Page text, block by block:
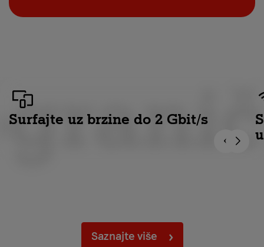
Surfajte uz brzine do 2 Gbit/s
Saznajte više